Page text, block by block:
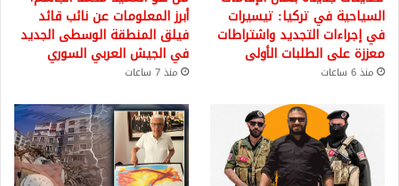
السياحية في تركيا: تيسيرات
في إجراءات التجديد واشتراطات
معززة على الطلبات الأولى
منذ 6 ساعات
أبرز المعلومات عن نائب قائد
فيلق المنطقة الوسطى الجديد
في الجيش العربي السوري
منذ 7 ساعات